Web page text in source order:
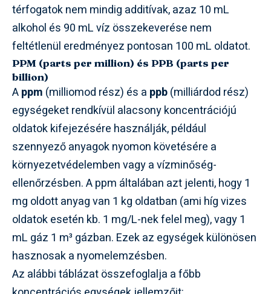
térfogatok nem mindig additívak, azaz 10 mL
alkohol és 90 mL víz összekeverése nem
feltétlenül eredményez pontosan 100 mL oldatot.
PPM (parts per million) és PPB (parts per
billion)
Appm (milliomod rész) és a ppb(milliárdod rész)
egységeket rendkívül alacsony koncentrációjú
oldatok kifejezésére használják, például
szennyező anyagok nyomon követésére a
környezetvédelemben vagy a vízminőség-
ellenőrzésben. A ppm általában azt jelenti, hogy 1
mg oldott anyag van 1 kg oldatban (ami híg vizes
oldatok esetén kb. 1 mg/L-nek felel meg), vagy 1
mL gáz 1 m³ gázban. Ezek az egységek különösen
hasznosak a nyomelemzésben.
Az alábbi táblázat összefoglalja a főbb